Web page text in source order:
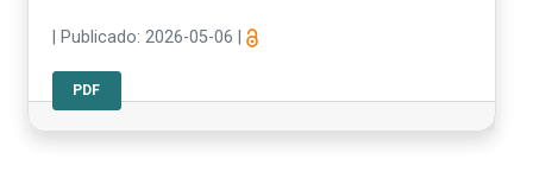
Publicado: 2026-05-06
PDF